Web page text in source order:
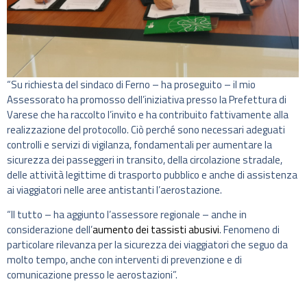
“Su richiesta del sindaco di Ferno – ha proseguito – il mio
Assessorato ha promosso dell’iniziativa presso la Prefettura di
Varese che ha raccolto l’invito e ha contribuito fattivamente alla
realizzazione del protocollo. Ciò perché sono necessari adeguati
controlli e servizi di vigilanza, fondamentali per aumentare la
sicurezza dei passeggeri in transito, della circolazione stradale,
delle attività legittime di trasporto pubblico e anche di assistenza
ai viaggiatori nelle aree antistanti l’aerostazione.
“Il tutto – ha aggiunto l’assessore regionale – anche in
considerazione dell’aumento dei tassisti abusivi. Fenomeno di
particolare rilevanza per la sicurezza dei viaggiatori che seguo da
molto tempo, anche con interventi di prevenzione e di
comunicazione presso le aerostazioni”.